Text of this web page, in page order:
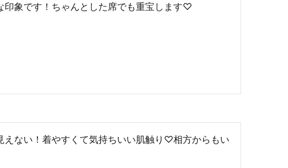
印象です！ちゃんとした席でも重宝します♡
えない！着やすくて気持ちいい肌触り♡相方からもい